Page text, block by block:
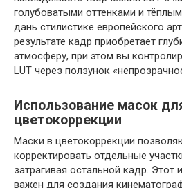
голубоватыми оттенками и
дань стилистике европейского
результате кадр приобретает
атмосферу, при этом вы
LUT через ползунок
Использование масок
цветокоррекции
Маски в цветокоррекции
корректировать отдельные
затрагивая остальной кадр. Этот
важен для создания